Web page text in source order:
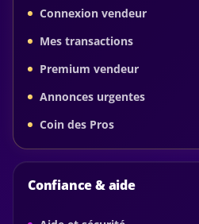
Connexion vendeur
Mes transactions
Premium vendeur
Annonces urgentes
Coin des Pros
Confiance & aide